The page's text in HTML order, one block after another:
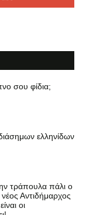
σου φίδια;
ελληνίδων
τράπουλα πάλι ο
Αντιδήμαρχος
οι